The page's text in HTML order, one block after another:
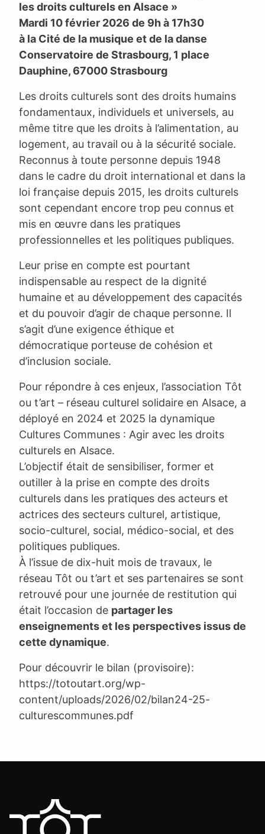
les droits culturels en Alsace »
Mardi 10 février 2026 de 9h à 17h30
à la Cité de la musique et de la danse
Conservatoire de Strasbourg, 1 place
Dauphine, 67000 Strasbourg
Les droits culturels sont des droits humains
fondamentaux, individuels et universels, au
même titre que les droits à l’alimentation, au
logement, au travail ou à la sécurité sociale.
Reconnus à toute personne depuis 1948
dans le cadre du droit international et dans la
loi française depuis 2015, les droits culturels
sont cependant encore trop peu connus et
mis en œuvre dans les pratiques
professionnelles et les politiques publiques.
Leur prise en compte est pourtant
indispensable au respect de la dignité
humaine et au développement des capacités
et du pouvoir d’agir de chaque personne. Il
s’agit d’une exigence éthique et
démocratique porteuse de cohésion et
d’inclusion sociale.
Pour répondre à ces enjeux, l’association Tôt
ou t’art – réseau culturel solidaire en Alsace, a
déployé en 2024 et 2025 la dynamique
Cultures Communes : Agir avec les droits
culturels en Alsace.
L’objectif était de sensibiliser, former et
outiller à la prise en compte des droits
culturels dans les pratiques des acteurs et
actrices des secteurs culturel, artistique,
socio-culturel, social, médico-social, et des
politiques publiques.
À l’issue de dix-huit mois de travaux, le
réseau Tôt ou t’art et ses partenaires se sont
retrouvé pour une journée de restitution qui
était l’occasion de partager les
enseignements et les perspectives issus de
cette dynamique.
Pour découvrir le bilan (provisoire):
https://totoutart.org/wp-
content/uploads/2026/02/bilan24-25-
culturescommunes.pdf